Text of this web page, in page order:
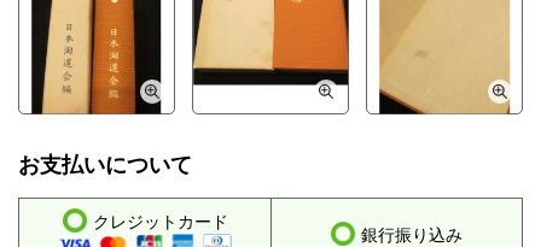
お支払いについて
クレジットカード
銀行振り込み